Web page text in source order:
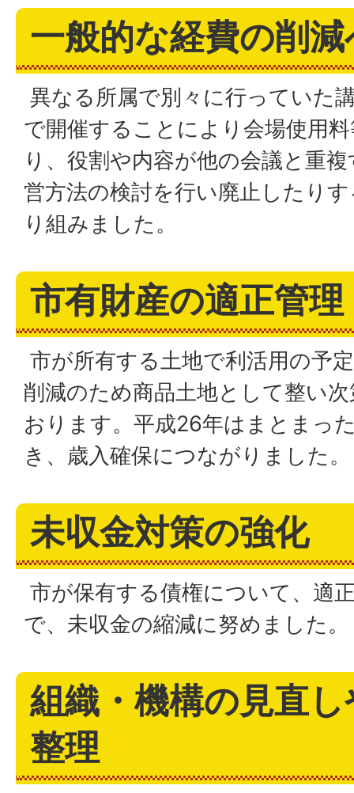
一般的な経費の削
異なる所属で別々に行っていた
で開催することにより会場使用
り、役割や内容が他の会議と重
営方法の検討を行い廃止したり
り組みました。
市有財産の適正管理
市が所有する土地で利活用の予
削減のため商品土地として整い
おります。平成26年はまとまっ
き、歳入確保につながりました。
未収金対策の強化
市が保有する債権について、適
で、未収金の縮減に努めました。
組織・機構の見直
整理